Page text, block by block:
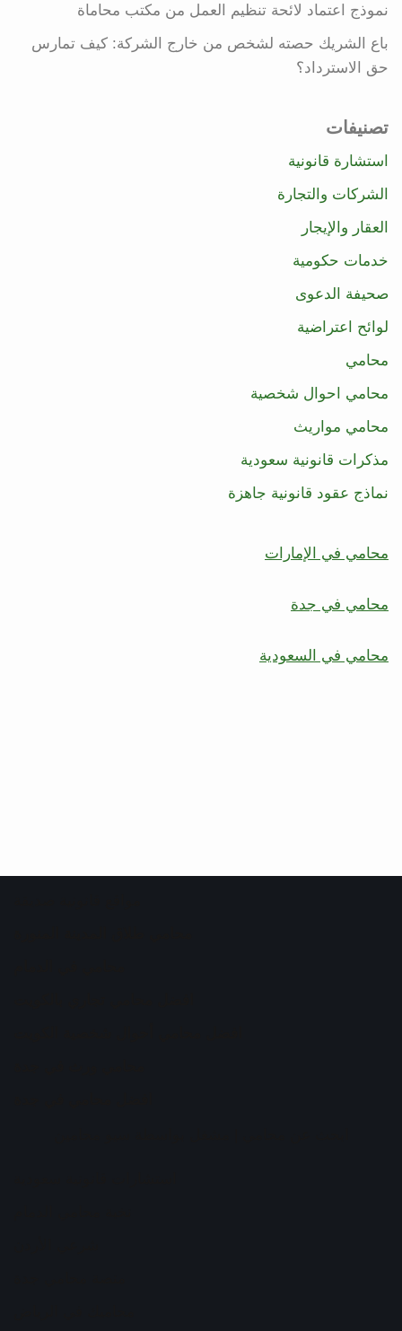
نموذج اعتماد لائحة تنظيم العمل من مكتب محاماة
باع الشريك حصته لشخص من خارج الشركة: كيف تمارس
حق الاسترداد؟
تصنيفات
استشارة قانونية
الشركات والتجارة
العقار والإيجار
خدمات حكومية
صحيفة الدعوى
لوائح اعتراضية
محامي
محامي احوال شخصية
محامي مواريث
مذكرات قانونية سعودية
نماذج عقود قانونية جاهزة
محامي في الإمارات
محامي في جدة
محامي في السعودية